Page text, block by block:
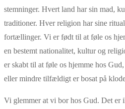
stemninger. Hvert land har sin mad,
traditioner. Hver religion har sine
fortællinger. Vi er født til at føle os
en bestemt nationalitet, kultur og
er skabt til at føle os hjemme hos
eller mindre tilfældigt er bosat på
Vi glemmer at vi bor hos Gud. Det er